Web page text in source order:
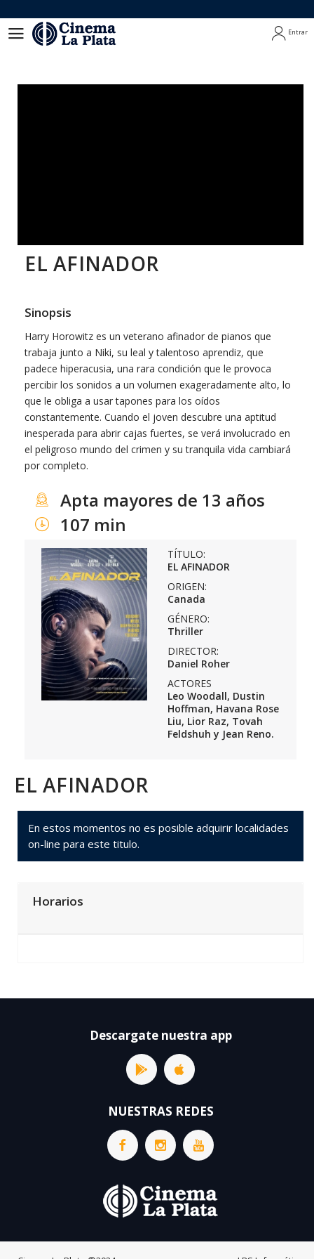
Entrar
EL AFINADOR
Sinopsis
Harry Horowitz es un veterano afinador de pianos que
trabaja junto a Niki, su leal y talentoso aprendiz, que
padece hiperacusia, una rara condición que le provoca
percibir los sonidos a un volumen exageradamente alto, lo
que le obliga a usar tapones para los oídos
constantemente. Cuando el joven descubre una aptitud
inesperada para abrir cajas fuertes, se verá involucrado en
el peligroso mundo del crimen y su tranquila vida cambiará
por completo.
Apta mayores de 13 años
107 min
TÍTULO:
EL AFINADOR
ORIGEN:
Canada
GÉNERO:
Thriller
DIRECTOR:
Daniel Roher
ACTORES
Leo Woodall, Dustin
Hoffman, Havana Rose
Liu, Lior Raz, Tovah
Feldshuh y Jean Reno.
EL AFINADOR
En estos momentos no es posible adquirir localidades
on-line para este titulo.
Horarios
Descargate nuestra app
NUESTRAS REDES